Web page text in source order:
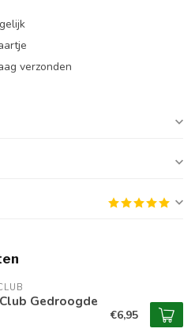
verzonden
Gedroogde
€6,95